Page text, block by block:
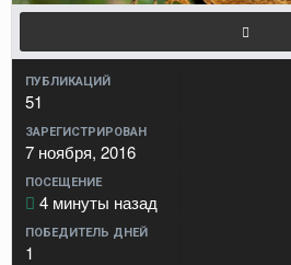
ПУБЛИКАЦИЙ
51
ЗАРЕГИСТРИРОВАН
7 ноября, 2016
ПОСЕЩЕНИЕ
4 минуты назад
ПОБЕДИТЕЛЬ ДНЕЙ
1